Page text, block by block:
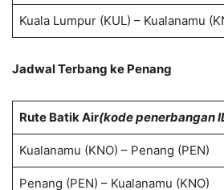
Kuala Lumpur (KUL) – Kualanamu
Jadwal Terbang ke Penang
Rute Batik Air(kode penerbangan
Kualanamu (KNO) – Penang (PEN)
Penang (PEN) – Kualanamu (KNO)